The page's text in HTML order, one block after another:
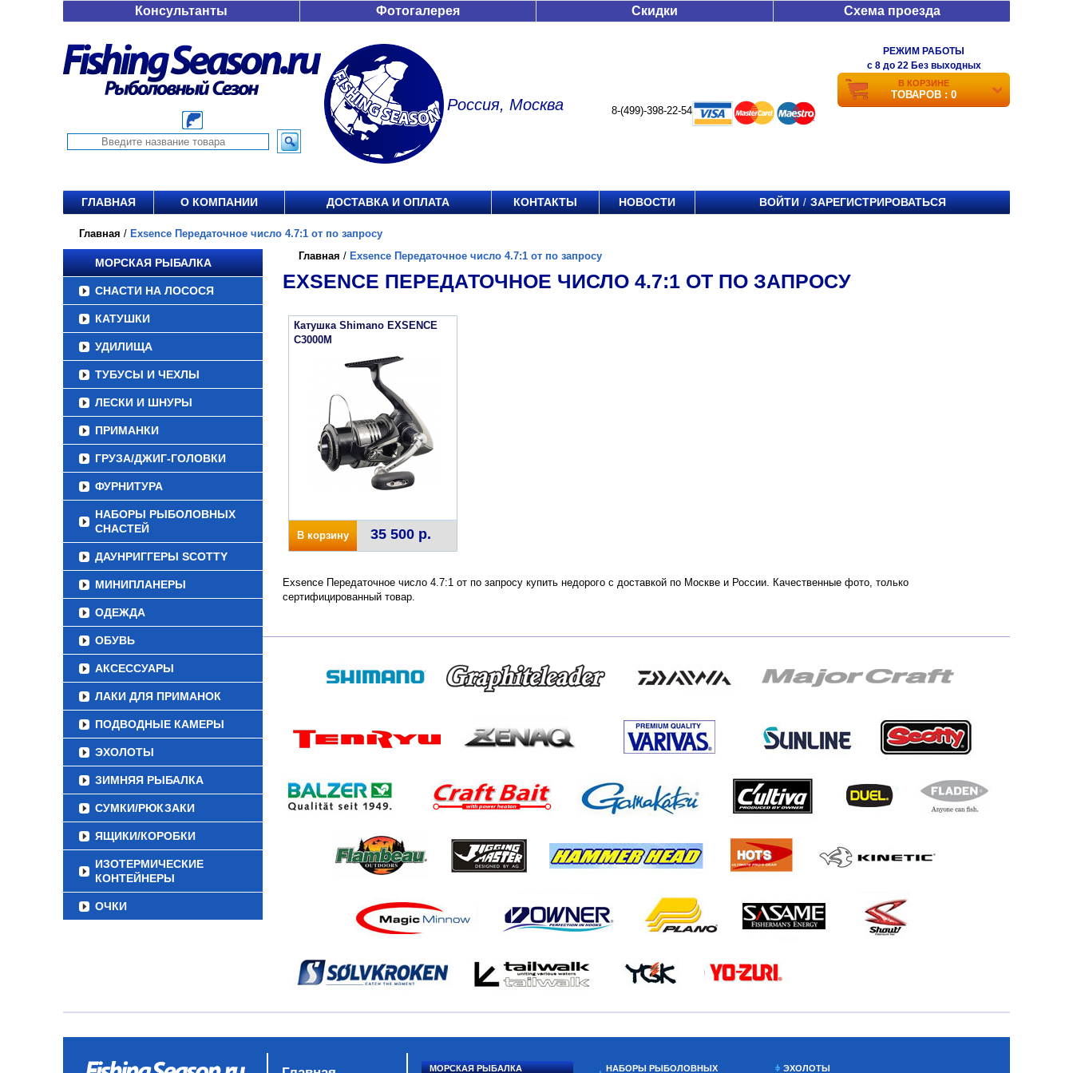
Консультанты Фотогалерея Скидки Схема проезда
Россия, Москва 8-(499)-398-22-54
РЕЖИМ РАБОТЫ
c 8 до 22 Без выходных
В КОРЗИНЕ
ТОВАРОВ : 0
ГЛАВНАЯ О КОМПАНИИ ДОСТАВКА И ОПЛАТА КОНТАКТЫ НОВОСТИ ВОЙТИ / ЗАРЕГИСТРИРОВАТЬСЯ
Главная / Exsence Передаточное число 4.7:1 от по запросу
МОРСКАЯ РЫБАЛКА
СНАСТИ НА ЛОСОСЯ
КАТУШКИ
УДИЛИЩА
ТУБУСЫ И ЧЕХЛЫ
ЛЕСКИ И ШНУРЫ
ПРИМАНКИ
ГРУЗА/ДЖИГ-ГОЛОВКИ
ФУРНИТУРА
НАБОРЫ РЫБОЛОВНЫХ
СНАСТЕЙ
ДАУНРИГГЕРЫ SCOTTY
МИНИПЛАНЕРЫ
ОДЕЖДА
ОБУВЬ
АКСЕССУАРЫ
ЛАКИ ДЛЯ ПРИМАНОК
ПОДВОДНЫЕ КАМЕРЫ
ЭХОЛОТЫ
ЗИМНЯЯ РЫБАЛКА
СУМКИ/РЮКЗАКИ
ЯЩИКИ/КОРОБКИ
ИЗОТЕРМИЧЕСКИЕ
КОНТЕЙНЕРЫ
ОЧКИ
Главная / Exsence Передаточное число 4.7:1 от по запросу
EXSENCE ПЕРЕДАТОЧНОЕ ЧИСЛО 4.7:1 ОТ ПО ЗАПРОСУ
Катушка Shimano EXSENCE
C3000M
В корзину 35 500 р.
Exsence Передаточное число 4.7:1 от по запросу купить недорого с доставкой по Москве и России. Качественные фото, только
сертифицированный товар.
МОРСКАЯ РЫБАЛКА НАБОРЫ РЫБОЛОВНЫХ ЭХОЛОТЫ